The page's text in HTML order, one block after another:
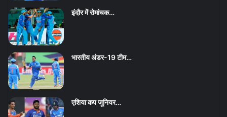
इंदौर में रोमांचक…
भारतीय अंडर-19 टीम…
एशिया कप जूनियर…